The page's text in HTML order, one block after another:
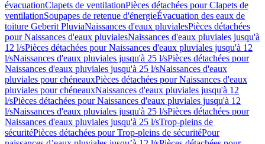
évacuationClapets de ventilationPièces détachées pour Clapets de
ventilationSoupapes de retenue d'énergieÉvacuation des eaux de
toiture Geberit PluviaNaissances d'eaux pluvialesPièces détachées
pour Naissances d'eaux pluvialesNaissances d'eaux pluviales jusqu'à
12 l/sPièces détachées pour Naissances d'eaux pluviales jusqu'à 12
l/sNaissances d'eaux pluviales jusqu'à 25 l/sPièces détachées pour
Naissances d'eaux pluviales jusqu'à 25 l/sNaissances d'eaux
pluviales pour chéneauxPièces détachées pour Naissances d'eaux
pluviales pour chéneauxNaissances d'eaux pluviales jusqu'à 12
l/sPièces détachées pour Naissances d'eaux pluviales jusqu'à 12
l/sNaissances d'eaux pluviales jusqu'à 25 l/sPièces détachées pour
Naissances d'eaux pluviales jusqu'à 25 l/sTrop-pleins de
sécuritéPièces détachées pour Trop-pleins de sécuritéPour